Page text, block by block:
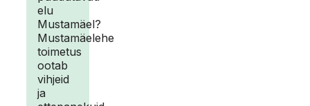
elu
Mustamäel?
Mustamäelehe
toimetus
ootab
vihjeid
ja